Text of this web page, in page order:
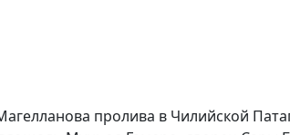
пролива в Чилийской